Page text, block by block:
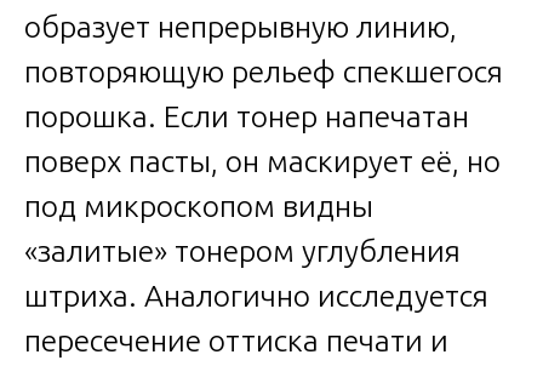
образует непрерывную линию,
повторяющую рельеф спекшегося
порошка. Если тонер напечатан
поверх пасты, он маскирует её, но
под микроскопом видны
«залитые» тонером углубления
штриха. Аналогично исследуется
пересечение оттиска печати и